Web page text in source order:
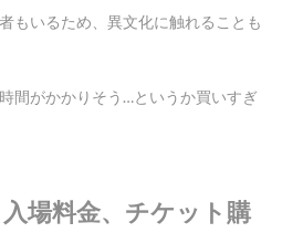
もいるため、異文化に触れることも
間がかかりそう…というか買いすぎ
場料金、チケット購